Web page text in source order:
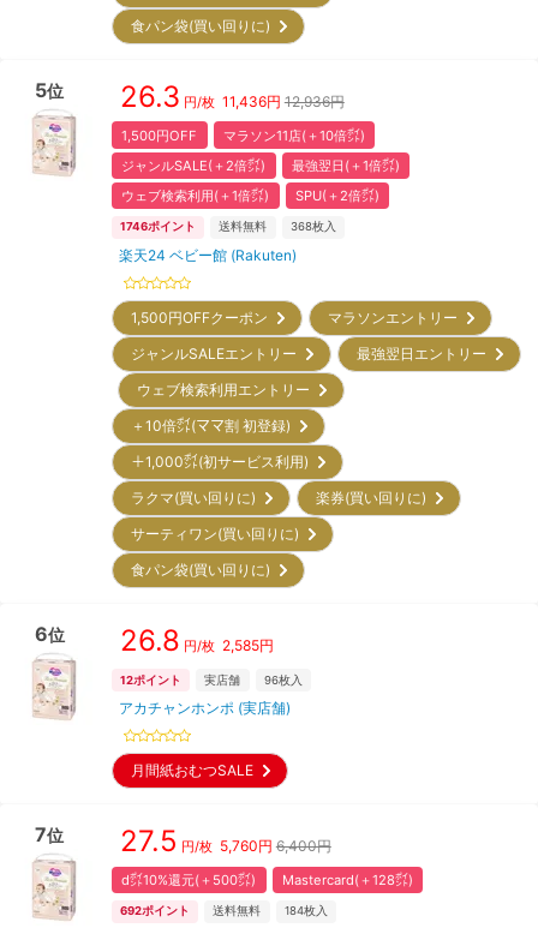
食パン袋(買い回りに)
5位 26.3 円/枚 11,436円 12,936円
1,500円OFF
マラソン11店(＋10倍㌽)
ジャンルSALE(＋2倍㌽)
最強翌日(＋1倍㌽)
ウェブ検索利用(＋1倍㌽)
SPU(＋2倍㌽)
1746ポイント 送料無料 368枚入
楽天24 ベビー館 (Rakuten)
1,500円OFFクーポン
マラソンエントリー
ジャンルSALEエントリー
最強翌日エントリー
ウェブ検索利用エントリー
＋10倍㌽(ママ割 初登録)
＋1,000㌽(初サービス利用)
ラクマ(買い回りに)
楽券(買い回りに)
サーティワン(買い回りに)
食パン袋(買い回りに)
6位 26.8 円/枚 2,585円
12ポイント 実店舗 96枚入
アカチャンホンポ (実店舗)
月間紙おむつSALE
7位 27.5 円/枚 5,760円 6,400円
d㌽10%還元(＋500㌽) Mastercard(＋128㌽)
692ポイント 送料無料 184枚入